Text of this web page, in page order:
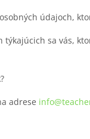
údajoch,
sa vás,
adrese